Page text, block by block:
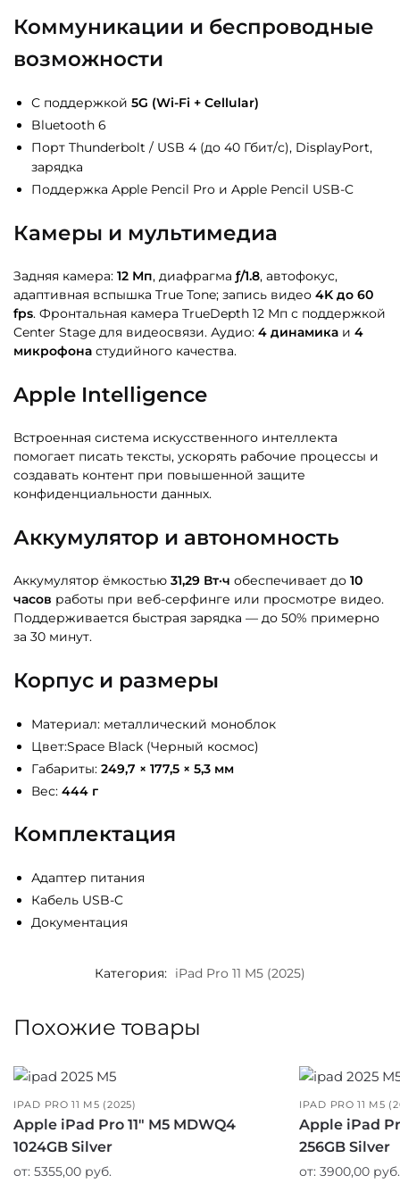
Коммуникации и беспроводные
возможности
С поддержкой 5G (Wi-Fi + Cellular)
Bluetooth 6
Порт Thunderbolt / USB 4 (до 40 Гбит/с), DisplayPort,
зарядка
Поддержка Apple Pencil Pro и Apple Pencil USB-C
Камеры и мультимедиа
Задняя камера: 12 Мп, диафрагма ƒ/1.8, автофокус,
адаптивная вспышка True Tone; запись видео 4K до 60
fps. Фронтальная камера TrueDepth 12 Мп с поддержкой
Center Stage для видеосвязи. Аудио: 4 динамика и 4
микрофона студийного качества.
Apple Intelligence
Встроенная система искусственного интеллекта
помогает писать тексты, ускорять рабочие процессы и
создавать контент при повышенной защите
конфиденциальности данных.
Аккумулятор и автономность
Аккумулятор ёмкостью 31,29 Вт·ч обеспечивает до 10
часов работы при веб-серфинге или просмотре видео.
Поддерживается быстрая зарядка — до 50% примерно
за 30 минут.
Корпус и размеры
Материал: металлический моноблок
Цвет:Space Black (Черный космос)
Габариты: 249,7 × 177,5 × 5,3 мм
Вес: 444 г
Комплектация
Адаптер питания
Кабель USB-C
Документация
Категория: iPad Pro 11 M5 (2025)
Похожие товары
IPAD PRO 11 M5 (2025)
Apple iPad Pro 11″ M5 MDWQ4
1024GB Silver
от: 5355,00 руб.
IPAD PRO 11 M5
Apple iPad
256GB Silver
от: 3900,00 руб.